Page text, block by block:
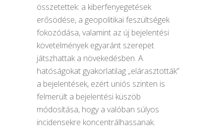
összetettek: a kiberfenyegetések
erősödése, a geopolitikai feszültségek
fokozódása, valamint az új bejelentési
követelmények egyaránt szerepet
játszhattak a növekedésben. A
hatóságokat gyakorlatilag „elárasztották”
a bejelentések, ezért uniós szinten is
felmerült a bejelentési küszöb
módosítása, hogy a valóban súlyos
incidensekre koncentrálhassanak.